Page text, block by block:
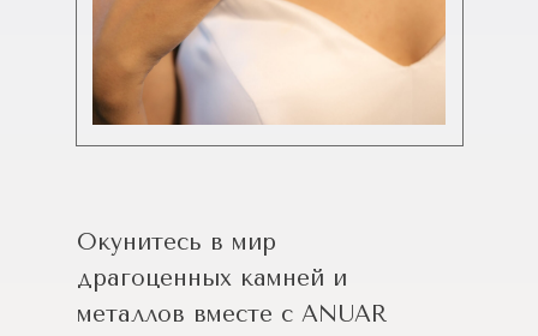
Окунитесь в мир
драгоценных камней и
металлов вместе с ANUAR